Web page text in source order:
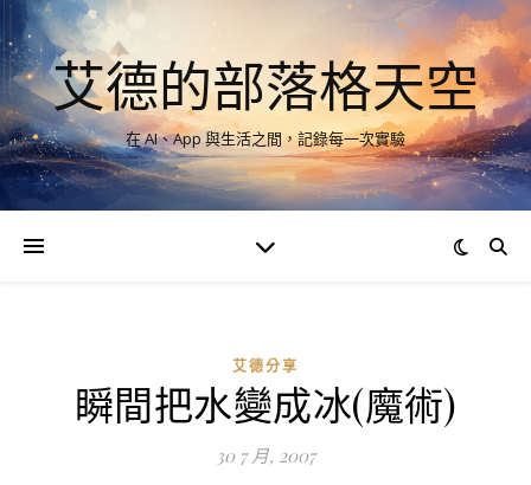
艾德的部落格天空
在 AI、App 與生活之間，記錄每一次實驗
艾德分享
瞬間把水變成冰(魔術)
30 7 月, 2007